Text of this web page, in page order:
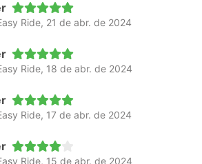
Ride, 21 de abr. de 2024
Ride, 18 de abr. de 2024
Ride, 17 de abr. de 2024
Ride, 15 de abr. de 2024